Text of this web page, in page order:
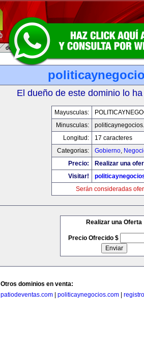
El dueño de este dominio lo
Mayusculas:
Minusculas:
Longitud:
17 caracteres
Categorias:
Gobierno,
Precio:
Realizar una
Visitar!
Serán consideradas
Realizar una Oferta
Precio Ofrecido $
Otros dominios en venta:
patiodeventas.com
politicaynegocios.com